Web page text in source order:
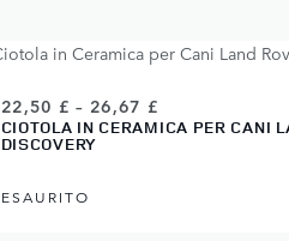
22,50 £ – 26,67 £
CIOTOLA IN CERAMICA PER CANI
DISCOVERY
ESAURITO